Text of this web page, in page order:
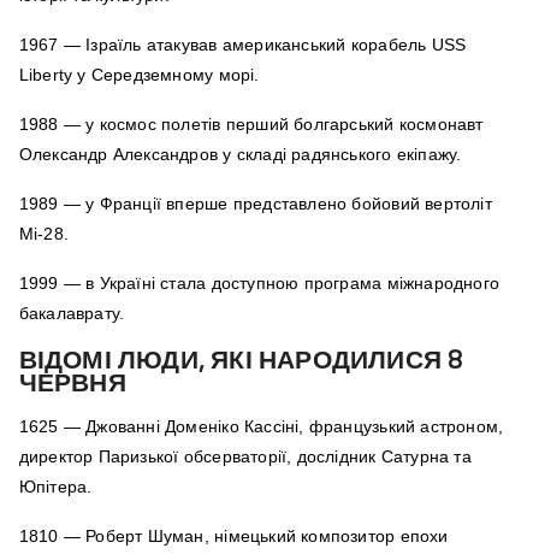
1967 — Ізраїль атакував американський корабель USS
Liberty у Середземному морі.
1988 — у космос полетів перший болгарський космонавт
Олександр Александров у складі радянського екіпажу.
1989 — у Франції вперше представлено бойовий вертоліт
Мі-28.
1999 — в Україні стала доступною програма міжнародного
бакалаврату.
ВІДОМІ ЛЮДИ, ЯКІ НАРОДИЛИСЯ 8
ЧЕРВНЯ
1625 — Джованні Доменіко Кассіні, французький астроном,
директор Паризької обсерваторії, дослідник Сатурна та
Юпітера.
1810 — Роберт Шуман, німецький композитор епохи